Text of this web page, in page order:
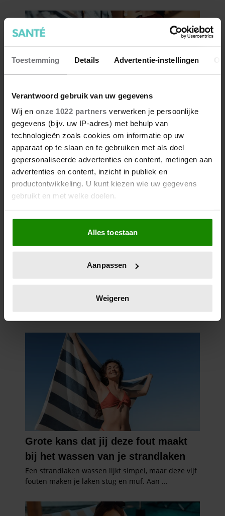
Toestemming Details Advertentie-instellingen
Verantwoord gebruik van uw gegevens
Wij en onze 1022 partners verwerken je persoonlijke
gegevens (bijv. uw IP-adres) met behulp van
technologieën zoals cookies om informatie op uw
apparaat op te slaan en te gebruiken met als doel
gepersonaliseerde advertenties en content, metingen aan
advertenties en content, inzicht in publiek en
productontwikkeling. U kunt kiezen wie uw gegevens
gebruikt en met welke doelen.
Als u het toestaat, willen we ook graag:
Informatie verzamelen over uw geografische
locatie, die tot een paar meter nauwkeurig kan zijn
scannen op specifieke eigenschappen (fingerprinting)
verwerkt en stel uw voorkeuren in het
intrekken in de Cookieverklaring.
We gebruiken cookies om content en advertenties te
personaliseren, om functies voor social media te bieden
en om ons websiteverkeer te analyseren. Ook delen we
informatie over uw gebruik van onze site met onze
partners voor social media, adverteren en analyse. Deze
partners kunnen deze gegevens combineren met andere
informatie die u aan ze heeft verstrekt of die ze hebben
verzameld op basis van uw gebruik van hun services. U
gaat akkoord met onze cookies als u onze website blijft
gebruiken.
Alles toestaan
Aanpassen
Weigeren